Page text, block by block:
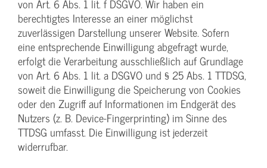
von Art. 6 Abs. 1 lit. f DSGVO. Wir haben ein
berechtigtes Interesse an einer möglichst
zuverlässigen Darstellung unserer Website. Sofern
eine entsprechende Einwilligung abgefragt wurde,
erfolgt die Verarbeitung ausschließlich auf Grundlage
von Art. 6 Abs. 1 lit. a DSGVO und § 25 Abs. 1 TTDSG,
soweit die Einwilligung die Speicherung von Cookies
oder den Zugriff auf Informationen im Endgerät des
Nutzers (z. B. Device-Fingerprinting) im Sinne des
TTDSG umfasst. Die Einwilligung ist jederzeit
widerrufbar.